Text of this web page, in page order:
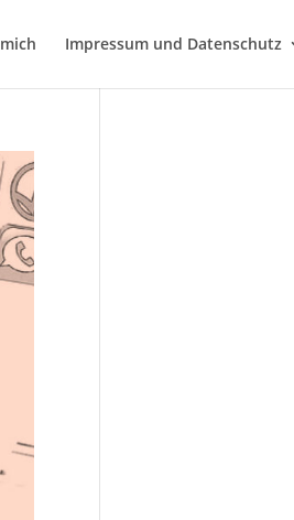
Impressum und Datenschutz